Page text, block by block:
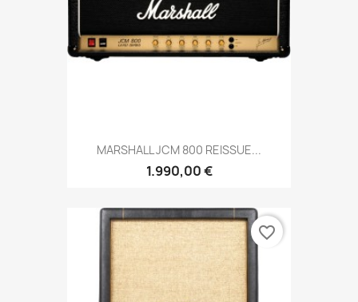
MARSHALL JCM 800 REISSUE...
1.990,00 €
favorite_border